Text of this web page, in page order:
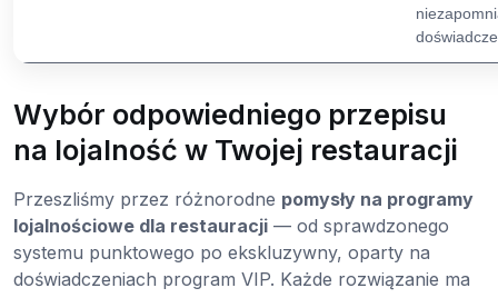
Wybór odpowiedniego przepisu
na lojalność w Twojej restauracji
Przeszliśmy przez różnorodne pomysły na programy
lojalnościowe dla restauracji — od sprawdzonego
systemu punktowego po ekskluzywny, oparty na
doświadczeniach program VIP. Każde rozwiązanie ma